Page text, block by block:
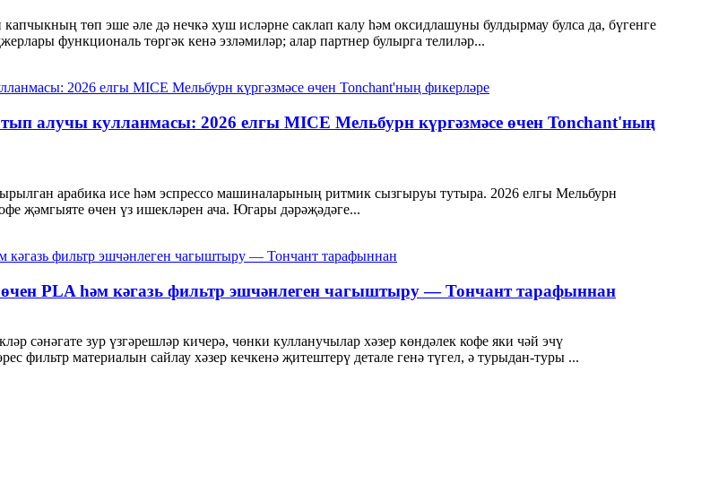
төп эше әле дә нечкә хуш исләрне саклап калу һәм оксидлашуны булдырмау булса да, бүгенге
функциональ төргәк кенә эзләмиләр; алар партнер булырга телиләр...
алучы кулланмасы: 2026 елгы MICE Мельбурн күргәзмәсе өчен Tonchant'ның
арабика исе һәм эспрессо машиналарының ритмик сызгыруы тутыра. 2026 елгы Мельбурн
җәмгыяте өчен үз ишекләрен ача. Югары дәрәҗәдәге...
PLA һәм кәгазь фильтр эшчәнлеген чагыштыру — Тончант тарафыннан
сәнәгате зур үзгәрешләр кичерә, чөнки кулланучылар хәзер көндәлек кофе яки чәй эчү
фильтр материалын сайлау хәзер кечкенә җитештерү детале генә түгел, ә турыдан-туры ...